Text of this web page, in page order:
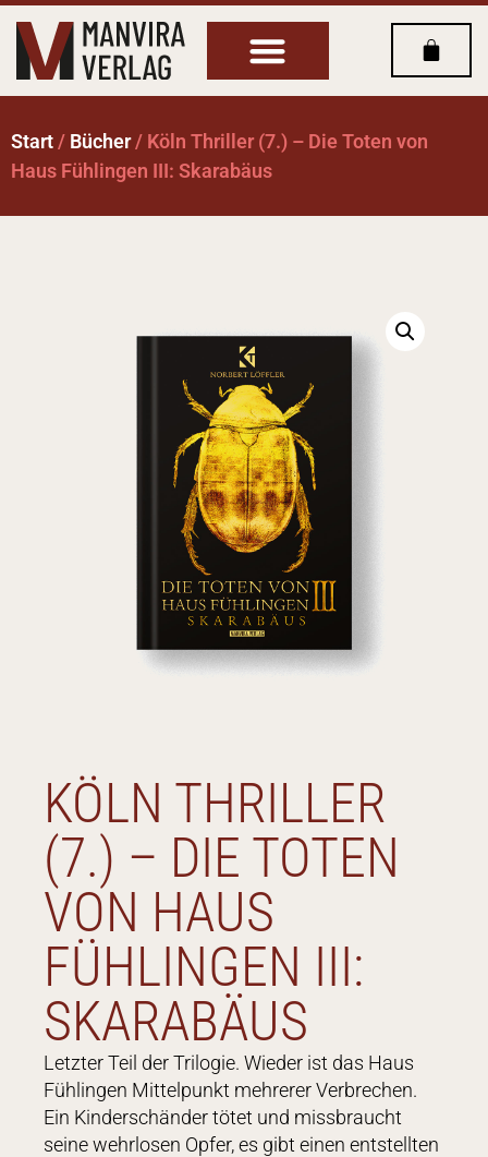
Start / Bücher/ Köln Thriller (7.) – Die Toten von
Haus Fühlingen III: Skarabäus
KÖLN THRILLER
(7.) – DIE TOTEN
VON HAUS
FÜHLINGEN III:
SKARABÄUS
Letzter Teil der Trilogie. Wieder ist das Haus
Fühlingen Mittelpunkt mehrerer Verbrechen.
Ein Kinderschänder tötet und missbraucht
seine wehrlosen Opfer, es gibt einen entstellten